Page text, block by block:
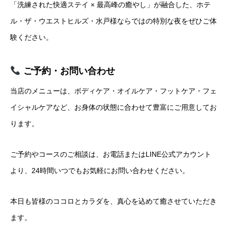
「洗練された快適ステイ × 最高峰の癒やし」が融合した、ホテ
ル・ザ・ウエストヒルズ・水戸様ならではの特別な夜をぜひご体
験ください。
ご予約・お問い合わせ
当店のメニューは、ボディケア・オイルケア・フットケア・フェ
イシャルケアなど、お身体の状態に合わせて豊富にご用意してお
ります。
ご予約やコースのご相談は、お電話またはLINE公式アカウント
より、24時間いつでもお気軽にお問い合わせください。
本日も皆様のココロとカラダを、真心を込めて癒させていただき
ます。